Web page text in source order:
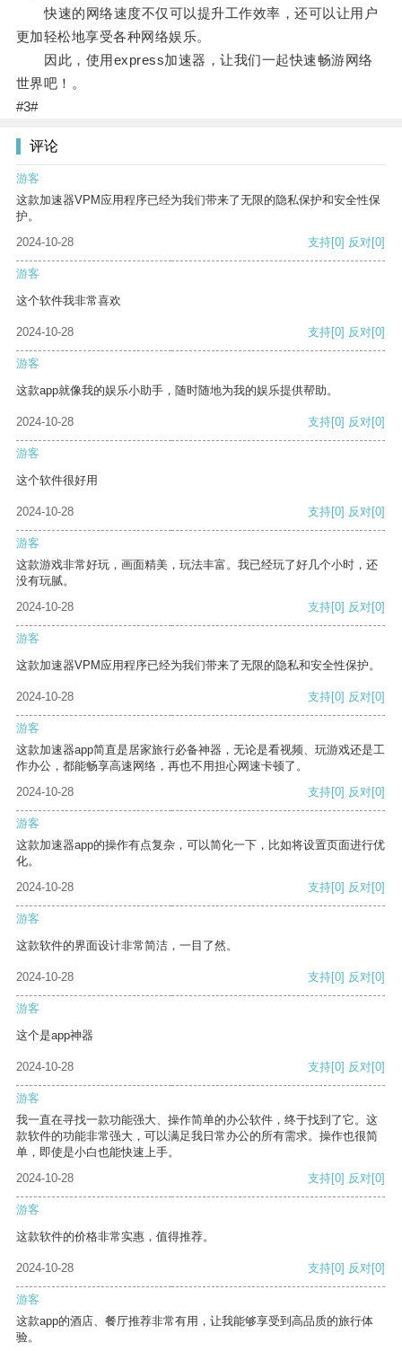
快速的网络速度不仅可以提升工作效率，还可以让用户
更加轻松地享受各种网络娱乐。
因此，使用express加速器，让我们一起快速畅游网络
世界吧！。
#3#
评论
游客
这款加速器VPM应用程序已经为我们带来了无限的隐私保护和安全性保
护。
2024-10-28
支持[0] 反对[0]
游客
这个软件我非常喜欢
2024-10-28 支持[0] 反对[0]
游客
这款app就像我的娱乐小助手，随时随地为我的娱乐提供帮助。
2024-10-28 支持[0] 反对[0]
游客
这个软件很好用
2024-10-28 支持[0] 反对[0]
游客
这款游戏非常好玩，画面精美，玩法丰富。我已经玩了好几个小时，还
没有玩腻。
2024-10-28
支持[0] 反对[0]
游客
这款加速器VPM应用程序已经为我们带来了无限的隐私和安全性保护。
2024-10-28 支持[0] 反对[0]
游客
这款加速器app简直是居家旅行必备神器，无论是看视频、玩游戏还是工
作办公，都能畅享高速网络，再也不用担心网速卡顿了。
2024-10-28
支持[0] 反对[0]
游客
这款加速器app的操作有点复杂，可以简化一下，比如将设置页面进行优
化。
2024-10-28
支持[0] 反对[0]
游客
这款软件的界面设计非常简洁，一目了然。
2024-10-28 支持[0] 反对[0]
游客
这个是app神器
2024-10-28 支持[0] 反对[0]
游客
我一直在寻找一款功能强大、操作简单的办公软件，终于找到了它。这
款软件的功能非常强大，可以满足我日常办公的所有需求。操作也很简
单，即使是小白也能快速上手。
2024-10-28
支持[0] 反对[0]
游客
这款软件的价格非常实惠，值得推荐。
2024-10-28 支持[0] 反对[0]
游客
这款app的酒店、餐厅推荐非常有用，让我能够享受到高品质的旅行体
验。